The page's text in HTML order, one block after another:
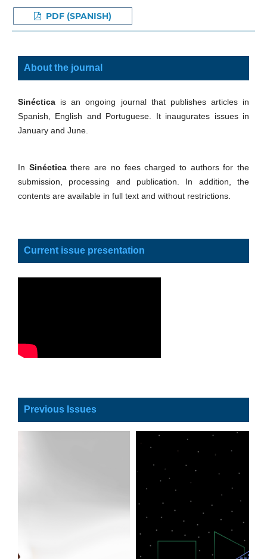
PDF (SPANISH)
About the journal
Sinéctica is an ongoing journal that publishes articles in
Spanish, English and Portuguese. It inaugurates issues in
January and June.
In Sinécticathere are no fees charged to authors for the
submission, processing and publication. In addition, the
contents are available in full text and without restrictions.
Current issue presentation
Previous Issues